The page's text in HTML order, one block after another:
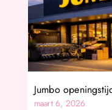
Jumbo
maart 6, 2026